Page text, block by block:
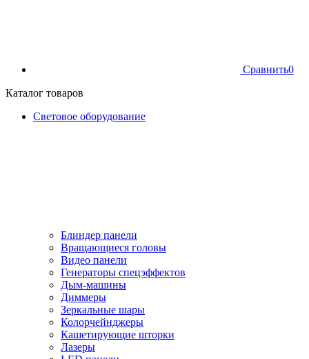
Сравнить0
Каталог товаров
Световое оборудование
Блиндер панели
Вращающиеся головы
Видео панели
Генераторы спецэффектов
Дым-машины
Диммеры
Зеркальные шары
Колорчейнджеры
Кашетирующие шторки
Лазеры